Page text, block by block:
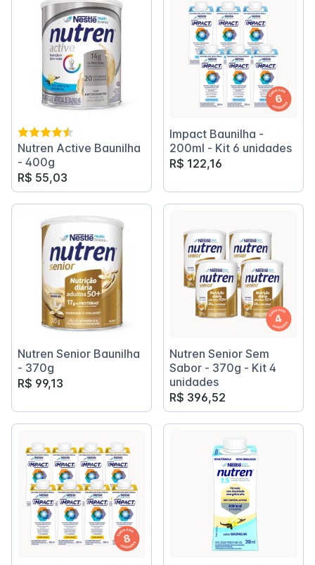
Nutren Active Baunilha
- 400g
R$ 55,03
Impact Baunilha -
200ml - Kit 6 unidades
R$ 122,16
Nutren Senior Baunilha
- 370g
R$ 99,13
Nutren Senior Sem
Sabor - 370g - Kit 4
unidades
R$ 396,52